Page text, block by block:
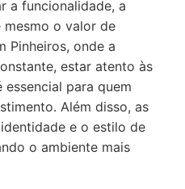
a funcionalidade, a
o valor de
Pinheiros, onde a
estar atento às
essencial para quem
Além disso, as
e o estilo de
o ambiente mais